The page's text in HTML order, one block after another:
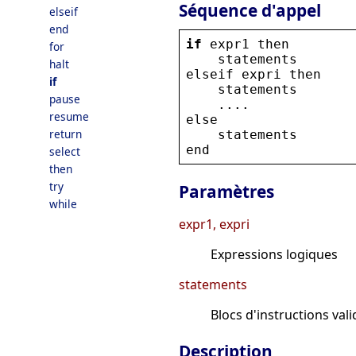
elseif
end
for
halt
if
pause
resume
return
select
then
try
while
Séquence d'appel
if expr1
then
statements
elseif
expri
then
statements
....
else
statements
end
Paramètres
expr1, expri
Expressions logiques
statements
Blocs d'instructions
Description